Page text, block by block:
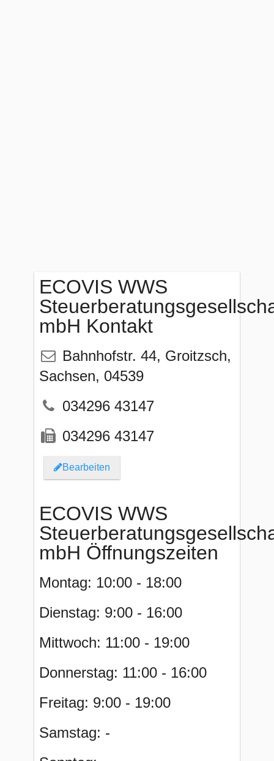
ECOVIS WWS
mbH Kontakt
Bahnhofstr. 44, Groitzsch,
Sachsen, 04539
034296 43147
034296 43147
Bearbeiten
ECOVIS WWS
mbH Öffnungszeiten
Montag: 10:00 - 18:00
Dienstag: 9:00 - 16:00
Mittwoch: 11:00 - 19:00
Donnerstag: 11:00 - 16:00
Freitag: 9:00 - 19:00
Samstag: -